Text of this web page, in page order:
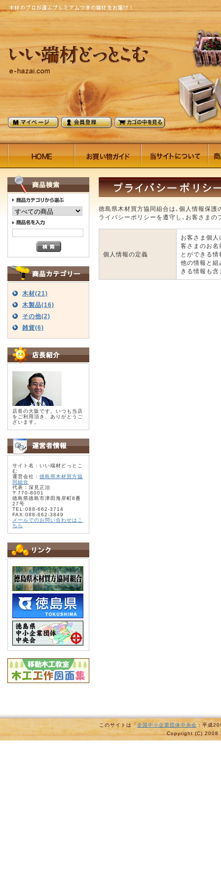
木材(21)
木製品(16)
その他(2)
雑貨(6)
店長の大阪です。いつも当店
をご利用頂き、ありがとうご
ざいます。
サイト名：いい端材どっとこ
む
運営会社： 徳島県木材買方協
同組合
代表：深見正治
〒770-8001
徳島県徳島市津田海岸町8番
27号
TEL:088-662-3714
FAX:088-662-3849
メールでのお問い合わせはこ
ちら
徳島県木材買方協同組合は､個人情報保
ライバシーポリシーを遵守し､お客さまの
個人情報の定義
お客さま個
客さまのお名
とができる
他の情報と組
きる情報も含
このサイトは「全国中小企業団体中央会 ：平成
Copyright (C) 2008